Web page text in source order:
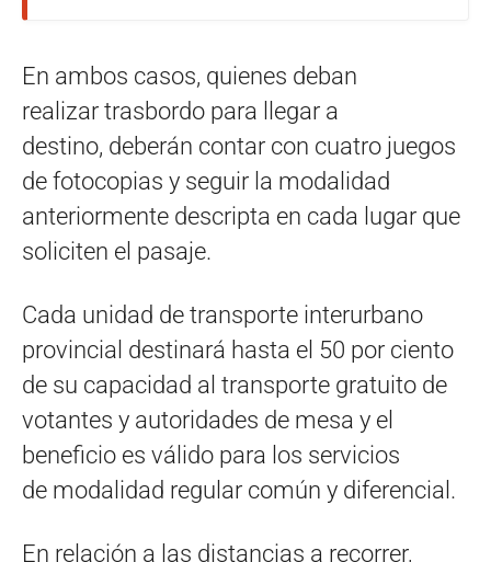
En ambos casos, quienes deban
realizar trasbordo para llegar a
destino, deberán contar con cuatro juegos
de fotocopias y seguir la modalidad
anteriormente descripta en cada lugar que
soliciten el pasaje.
Cada unidad de transporte interurbano
provincial destinará hasta el 50 por ciento
de su capacidad al transporte gratuito de
votantes y autoridades de mesa y el
beneficio es válido para los servicios
de modalidad regular común y diferencial.
En relación a las distancias a recorrer,